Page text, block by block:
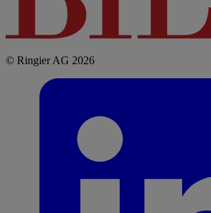
© Ringier AG 2026